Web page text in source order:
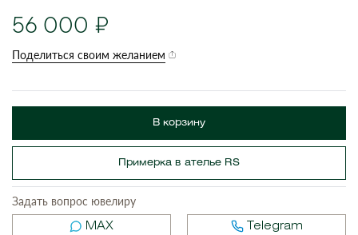
56 000
Поделиться своим желанием
В корзину
Примерка в ателье RS
Задать вопрос ювелиру
MAX Telegram